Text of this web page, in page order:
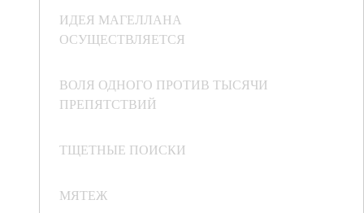
ИДЕЯ МАГЕЛЛАНА
ОСУЩЕСТВЛЯЕТСЯ
ВОЛЯ ОДНОГО ПРОТИВ ТЫСЯЧИ
ПРЕПЯТСТВИЙ
ТЩЕТНЫЕ ПОИСКИ
МЯТЕЖ